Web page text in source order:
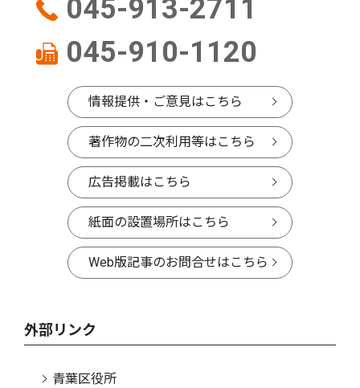
045-913-2711
045-910-1120
情報提供・ご意見はこちら
著作物の二次利用等はこちら
広告掲載はこちら
紙面の設置場所はこちら
Web版記事のお問合せはこちら
外部リンク
青葉区役所